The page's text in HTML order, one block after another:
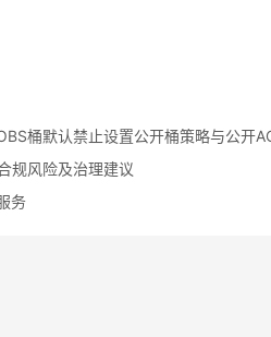
规风险及治理建议
务